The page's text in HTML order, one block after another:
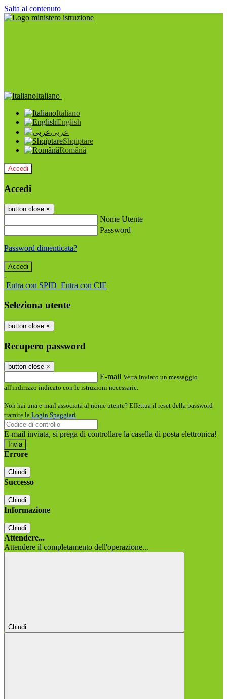
Salta al contenuto
Italiano
Italiano
English
عربى
Shqiptare
Română
Accedi
Accedi
button close ×
Nome Utente
Password
Password dimenticata?
-
Entra con SPID Entra con CIE
Seleziona utente
button close ×
Recupero password
button close ×
E-mail Verrà inviato un messaggio
all'indirizzo indicato con le istruzioni necessarie.
Non hai una e-mail associata al nome utente? Effettua il reset della password
tramite la Login Spaggiari
E-mail inviata, si prega di controllare la casella di posta elettronica!
Errore
Chiudi
Successo
Chiudi
Informazione
Chiudi
Attendere...
Attendere il completamento dell'operazione...
Chiudi